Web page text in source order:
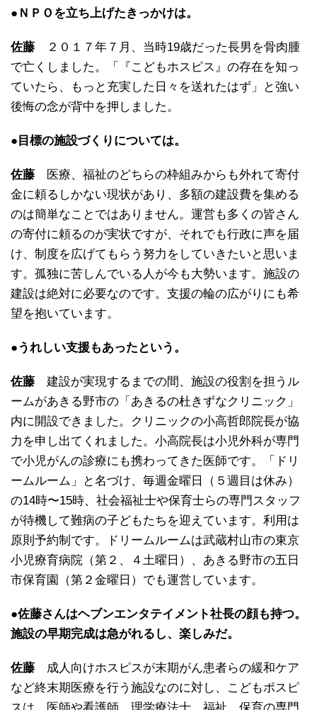
●ＮＰＯを立ち上げたきっかけは。
佐藤 ２０１７年７月、当時19歳だった長男を骨肉腫
で亡くしました。「『こどもホスピス』の存在を知っ
ていたら、もっと充実した日々を送れたはず」と強い
後悔の念が背中を押しました。
●目標の施設づくりについては。
佐藤 医療、福祉のどちらの枠組みからも外れて寄付
金に頼るしかない現状があり、多額の建設費を集める
のは簡単なことではありません。運営も多くの皆さん
の寄付に頼るのが実状ですが、それでも行政に声を届
け、制度を広げてもらう努力をしていきたいと思いま
す。孤独に苦しんでいる人が今も大勢います。施設の
建設は絶対に必要なのです。支援の輪の広がりにも希
望を抱いています。
●うれしい支援もあったという。
佐藤 建設が実現するまでの間、施設の役割を担うル
ームがあきる野市の「あきるの杜きずなクリニック」
内に開設できました。クリニックの小高哲郎院長が協
力を申し出てくれました。小高院長は小児外科が専門
で小児がんの診療にも携わってきた医師です。「ドリ
ームルーム」と名づけ、毎週金曜日（５週目は休み）
の14時〜15時、社会福祉士や保育士らの専門スタッフ
が待機して難病の子どもたちを迎えています。利用は
原則予約制です。ドリームルームは武蔵村山市の東京
小児療育病院（第２、４土曜日）、あきる野市の五日
市保育園（第２金曜日）でも運営しています。
●佐藤さんはヘブンエンタテイメント社長の顔も持つ。
施設の早期完成は急がれるし、楽しみだ。
佐藤 成人向けホスピスが末期がん患者らの緩和ケア
など終末期医療を行う施設なのに対し、こどもポスピ
スは、医師や看護師、理学療法士、福祉、保育の専門